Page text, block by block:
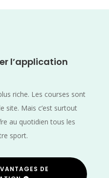
l’application
riche. Les courses sont
site. Mais c’est surtout
au quotidien tous les
sport.
DE